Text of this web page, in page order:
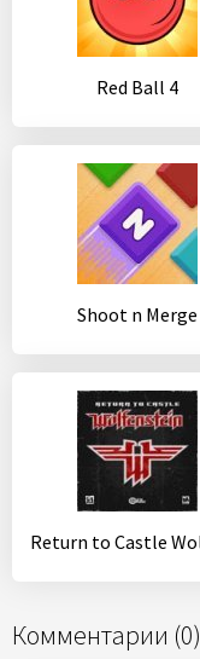
Red Ball 4
Shoot n Merge
Комментарии (0)